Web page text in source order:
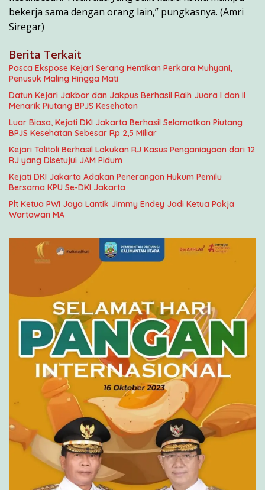
bekerja sama dengan orang lain,” pungkasnya. (Amri
Siregar)
Berita Terkait
Pasca Ekspose Kejari Serang Hentikan Perkara Muhyani,
Penusuk Maling Hingga Mati
Datun Kejari Jakbar dan Jakpus Berhasil Raih Juara l dan Il
Menarik Piutang BPJS Kesehatan
Luar Biasa, Kejati DKI Jakarta Berhasil Selamatkan Piutang
BPJS Kesehatan Sebesar Rp 2,5 Miliar
Kejari Tolitoli Berhasil Lakukan RJ Kasus Penganiayaan dari 12
RJ yang Disetujui JAM Pidum
Kejati DKI Jakarta Adakan Penerangan Hukum Pemilu
Bersama KPU Se-DKI Jakarta
Plt Ketua PWI Jaya Lantik Jimmy Endey Jadi Ketua Pokja
Wartawan MA